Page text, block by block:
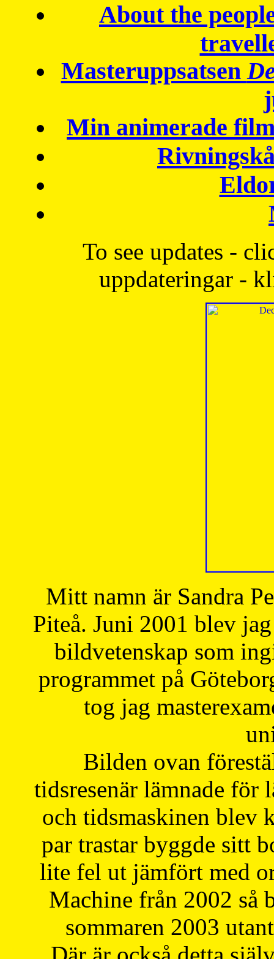
About the
Masteruppsatsen
Min animerade
To see updates -
uppdateringar -
Mitt namn är Sandra
Piteå. Juni 2001 blev
bildvetenskap som
programmet på
tog jag
Bilden ovan
tidsresenär lämnade för
och tidsmaskinen blev
par trastar byggde sitt
lite fel ut jämfört med
Machine från 2002 så
sommaren 2003